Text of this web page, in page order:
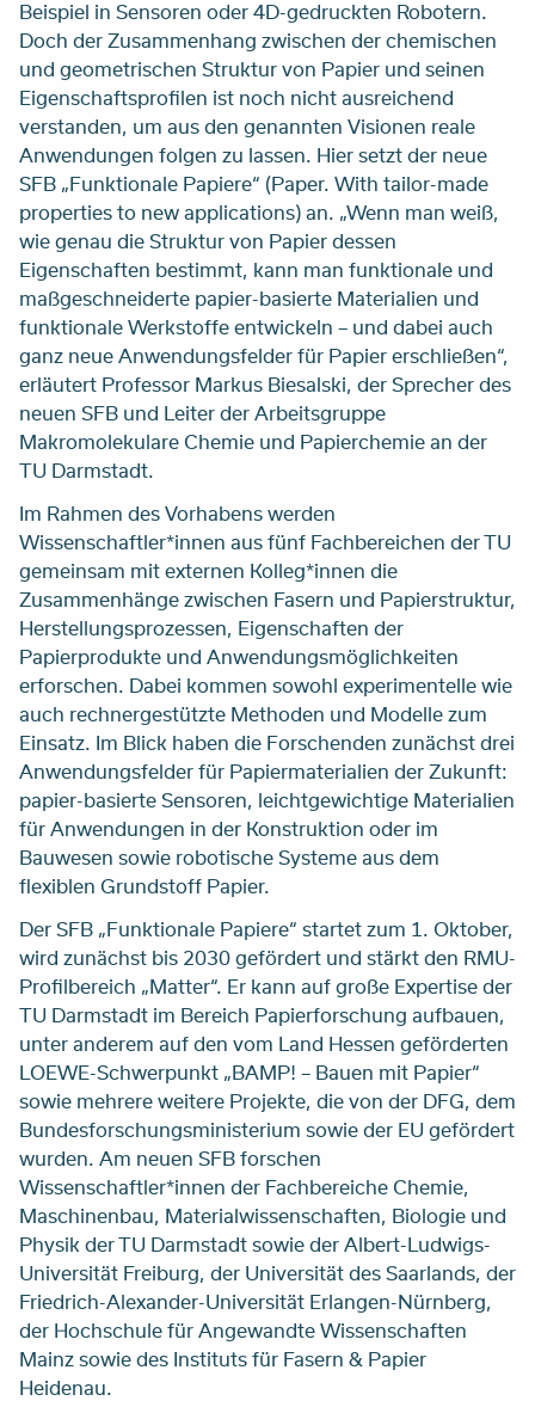
Beispiel in Sensoren oder 4D-gedruckten Robotern.
Doch der Zusammenhang zwischen der chemischen
und geometrischen Struktur von Papier und seinen
Eigenschaftsprofilen ist noch nicht ausreichend
verstanden, um aus den genannten Visionen reale
Anwendungen folgen zu lassen. Hier setzt der neue
SFB „Funktionale Papiere“ (Paper. With tailor-made
properties to new applications) an. „Wenn man weiß,
wie genau die Struktur von Papier dessen
Eigenschaften bestimmt, kann man funktionale und
maßgeschneiderte papier-basierte Materialien und
funktionale Werkstoffe entwickeln – und dabei auch
ganz neue Anwendungsfelder für Papier erschließen“,
erläutert Professor Markus Biesalski, der Sprecher des
neuen SFB und Leiter der Arbeitsgruppe
Makromolekulare Chemie und Papierchemie an der
TU Darmstadt.
Im Rahmen des Vorhabens werden
Wissenschaftler*innen aus fünf Fachbereichen der TU
gemeinsam mit externen Kolleg*innen die
Zusammenhänge zwischen Fasern und Papierstruktur,
Herstellungsprozessen, Eigenschaften der
Papierprodukte und Anwendungsmöglichkeiten
erforschen. Dabei kommen sowohl experimentelle wie
auch rechnergestützte Methoden und Modelle zum
Einsatz. Im Blick haben die Forschenden zunächst drei
Anwendungsfelder für Papiermaterialien der Zukunft:
papier-basierte Sensoren, leichtgewichtige Materialien
für Anwendungen in der Konstruktion oder im
Bauwesen sowie robotische Systeme aus dem
flexiblen Grundstoff Papier.
Der SFB „Funktionale Papiere“ startet zum 1. Oktober,
wird zunächst bis 2030 gefördert und stärkt den RMU-
Profilbereich „Matter“. Er kann auf große Expertise der
TU Darmstadt im Bereich Papierforschung aufbauen,
unter anderem auf den vom Land Hessen geförderten
LOEWE-Schwerpunkt „BAMP! – Bauen mit Papier“
sowie mehrere weitere Projekte, die von der DFG, dem
Bundesforschungsministerium sowie der EU gefördert
wurden. Am neuen SFB forschen
Wissenschaftler*innen der Fachbereiche Chemie,
Maschinenbau, Materialwissenschaften, Biologie und
Physik der TU Darmstadt sowie der Albert-Ludwigs-
Universität Freiburg, der Universität des Saarlands, der
Friedrich-Alexander-Universität Erlangen-Nürnberg,
der Hochschule für Angewandte Wissenschaften
Mainz sowie des Instituts für Fasern & Papier
Heidenau.